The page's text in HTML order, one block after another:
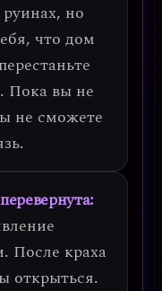
но
что дом
Пока вы не
не сможете
. После краха
открыться.